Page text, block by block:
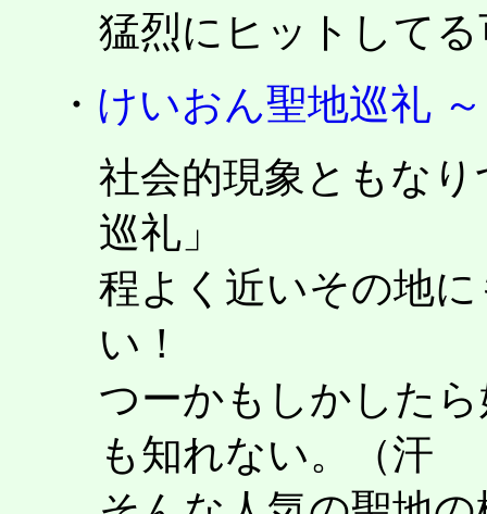
猛烈にヒットして
・ けいおん聖地巡礼
社会的現象ともな
巡礼」
程よく近いその地
い！
つーかもしかした
も知れない。（汗